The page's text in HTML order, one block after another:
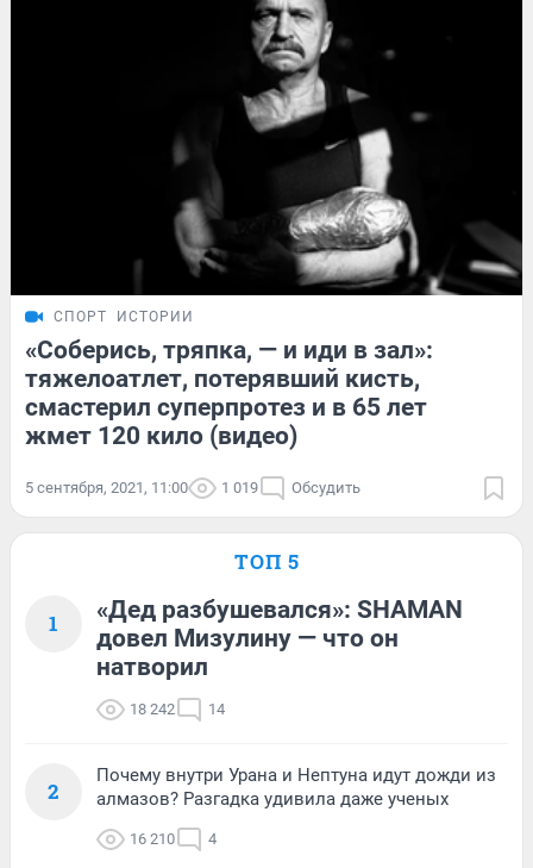
СПОРТ ИСТОРИИ
«Соберись, тряпка, — и иди в зал»:
тяжелоатлет, потерявший кисть,
смастерил суперпротез и в 65 лет
жмет 120 кило (видео)
5 сентября, 2021, 11:00 1 019 Обсудить
ТОП 5
1
«Дед разбушевался»: SHAMAN
довел Мизулину — что он
натворил
18 242 14
2
Почему внутри Урана и Нептуна идут дожди из
алмазов? Разгадка удивила даже ученых
16 210 4